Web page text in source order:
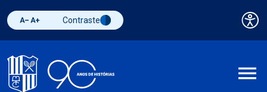
Diminuir fonte
Aumentar fonteAlternar contraste
Contraste